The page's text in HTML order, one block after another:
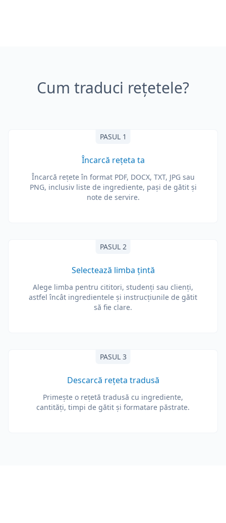
Cum traduci rețetele?
PASUL 1
Încarcă rețeta ta
Încarcă rețete în format PDF, DOCX, TXT, JPG sau
PNG, inclusiv liste de ingrediente, pași de gătit și
note de servire.
PASUL 2
Selectează limba țintă
Alege limba pentru cititori, studenți sau clienți,
astfel încât ingredientele și instrucțiunile de gătit
să fie clare.
PASUL 3
Descarcă rețeta tradusă
Primește o rețetă tradusă cu ingrediente,
cantități, timpi de gătit și formatare păstrate.